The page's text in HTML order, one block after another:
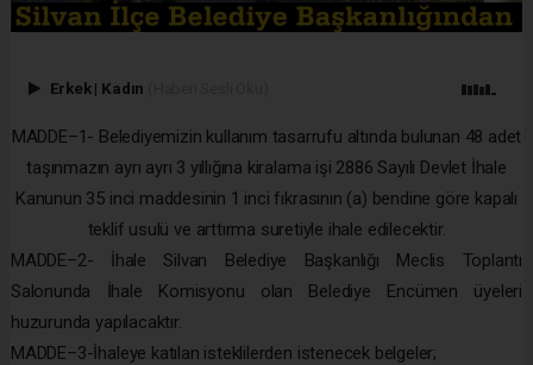
Erkek | Kadın
MADDE–1- Belediyemizin kullanım tasarrufu altında bulunan 48 adet
taşınmazın ayrı ayrı 3 yıllığına kiralama işi 2886 Sayılı Devlet İhale
Kanunun 35 inci maddesinin 1 inci fıkrasının (a) bendine göre kapalı
teklif usulü ve arttırma suretiyle ihale edilecektir.
MADDE–2- İhale Silvan Belediye Başkanlığı Meclis Toplantı
Salonunda İhale Komisyonu olan Belediye Encümen üyeleri
huzurunda yapılacaktır.
MADDE–3-İhaleye katılan isteklilerden istenecek belgeler;